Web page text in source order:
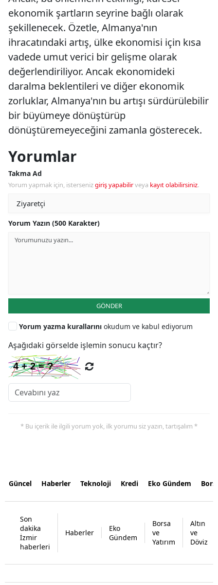
ekonomik şartların seyrine bağlı olarak
şekillenecek. Özetle, Almanya'nın
ihracatındaki artış, ülke ekonomisi için kısa
vadede umut verici bir gelişme olarak
değerlendiriliyor. Ancak ekonomideki
daralma beklentileri ve diğer ekonomik
zorluklar, Almanya'nın bu artışı sürdürülebilir
bir büyümeye dönüştürüp
dönüştüremeyeceğini zamanla gösterecek.
Yorumlar
Takma Ad
Yorum yapmak için, istersenizgiriş yapabilirveya kayıt olabilirsiniz.
Yorum Yazın (500 Karakter)
GÖNDER
Yorum yazma kurallarını okudum ve kabul ediyorum
Aşağıdaki görselde işlemin sonucu kaçtır?
* Bu içerik ile ilgili yorum yok, ilk yorumu siz yazın, tartışalım *
Güncel Haberler Teknoloji Kredi Eko Gündem
Son
dakika
İzmir
haberleri
Haberler
Eko
Gündem
Borsa
ve
Yatırım
Altın
ve
Döviz